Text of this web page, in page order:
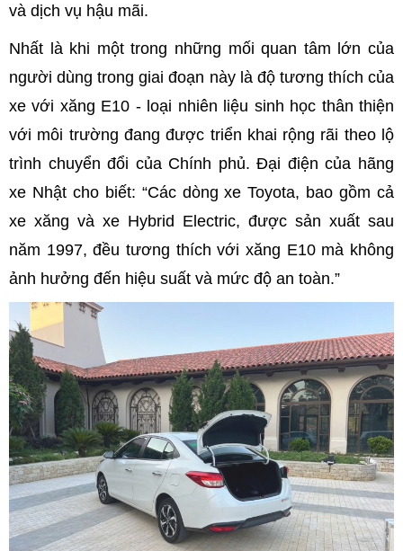
và dịch vụ hậu mãi.
Nhất là khi một trong những mối quan tâm lớn của
người dùng trong giai đoạn này là độ tương thích của
xe với xăng E10 - loại nhiên liệu sinh học thân thiện
với môi trường đang được triển khai rộng rãi theo lộ
trình chuyển đổi của Chính phủ. Đại điện của hãng
xe Nhật cho biết: “Các dòng xe Toyota, bao gồm cả
xe xăng và xe Hybrid Electric, được sản xuất sau
năm 1997, đều tương thích với xăng E10 mà không
ảnh hưởng đến hiệu suất và mức độ an toàn.”